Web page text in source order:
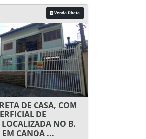
Venda Direta
DE CASA, COM
DE
NO B.
EM CANOA ...